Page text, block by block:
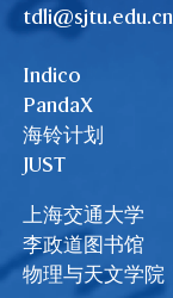
tdli@sjtu.edu.cn
Indico
PandaX
海铃计划
JUST
上海交通大学
李政道图书馆
物理与天文学院